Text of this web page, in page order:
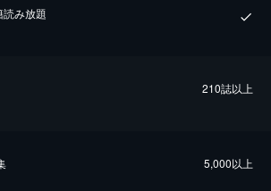
み放題
210誌以上
5,000以上